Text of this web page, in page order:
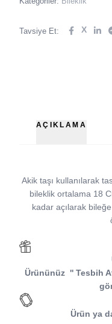
Tavsiye Et: X
AÇIKLAMA
Akik taşı kullanılarak
bileklik ortalama 18
kadar açılarak
Ürününüz '' Tesbih
Ürün ya